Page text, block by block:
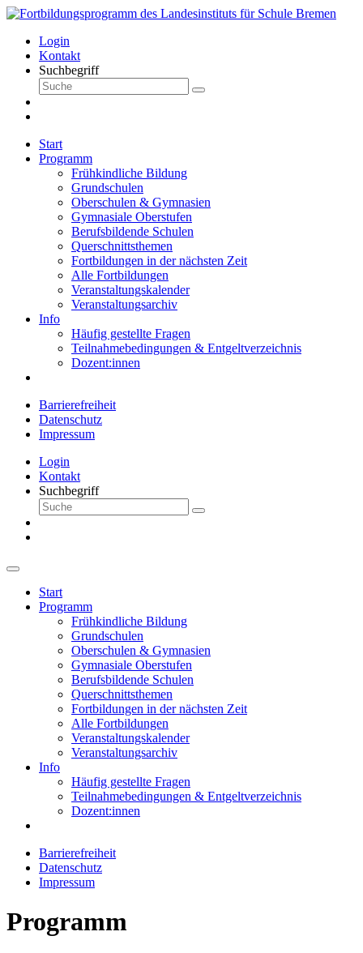
Login
Kontakt
Suchbegriff
Start
Programm
Frühkindliche Bildung
Grundschulen
Oberschulen & Gymnasien
Gymnasiale Oberstufen
Berufsbildende Schulen
Querschnittsthemen
Fortbildungen in der nächsten Zeit
Alle Fortbildungen
Veranstaltungskalender
Veranstaltungsarchiv
Info
Häufig gestellte Fragen
Teilnahmebedingungen & Entgeltverzeichnis
Dozent:innen
Barrierefreiheit
Datenschutz
Impressum
Login
Kontakt
Suchbegriff
Start
Programm
Frühkindliche Bildung
Grundschulen
Oberschulen & Gymnasien
Gymnasiale Oberstufen
Berufsbildende Schulen
Querschnittsthemen
Fortbildungen in der nächsten Zeit
Alle Fortbildungen
Veranstaltungskalender
Veranstaltungsarchiv
Info
Häufig gestellte Fragen
Teilnahmebedingungen & Entgeltverzeichnis
Dozent:innen
Barrierefreiheit
Datenschutz
Impressum
Programm